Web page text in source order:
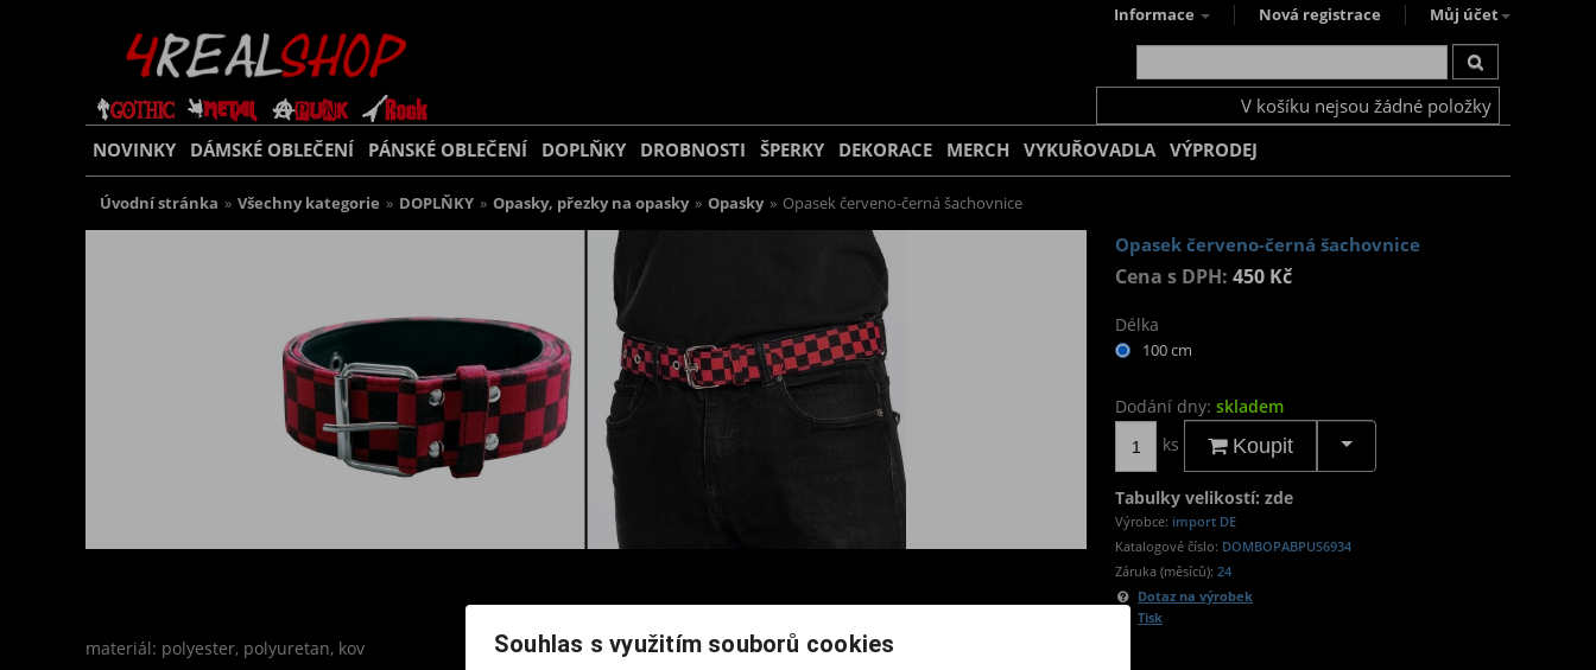
Informace Nová registrace Můj účet
V košíku nejsou žádné položky
NOVINKY DÁMSKÉ OBLEČENÍ PÁNSKÉ OBLEČENÍ DOPLŇKY DROBNOSTI ŠPERKY DEKORACE MERCH VYKUŘOVADLA VÝPRODEJ
Úvodní stránka » Všechny kategorie » DOPLŇKY » Opasky, přezky na opasky » Opasky » Opasek červeno-černá šachovnice
Opasek červeno-černá šachovnice
Cena s DPH: 450 Kč
Délka
100 cm
Dodání dny: skladem
ks
Koupit
Tabulky velikostí: zde
Výrobce: import DE
Katalogové číslo: DOMBOPABPUS6934
Záruka (měsíců): 24
Dotaz na výrobek
Tisk
materiál: polyester, polyuretan, kov Souhlas s využitím souborů cookies